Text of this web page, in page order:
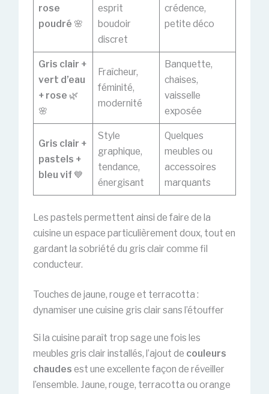
rose
poudré 🌸
esprit
boudoir
discret
crédence,
petite déco
Gris clair +
vert d’eau
+ rose 🌿
🌸
Fraîcheur,
féminité,
modernité
Banquette,
chaises,
vaisselle
exposée
Gris clair +
pastels +
bleu vif 💙
Style
graphique,
tendance,
énergisant
Quelques
meubles ou
accessoires
marquants
Les pastels permettent ainsi de faire de la
cuisine un espace particulièrement doux, tout en
gardant la sobriété du gris clair comme fil
conducteur.
Touches de jaune, rouge et terracotta :
dynamiser une cuisine gris clair sans l’étouffer
Si la cuisine paraît trop sage une fois les
meubles gris clair installés, l’ajout de couleurs
chaudes est une excellente façon de réveiller
l’ensemble. Jaune, rouge, terracotta ou orange